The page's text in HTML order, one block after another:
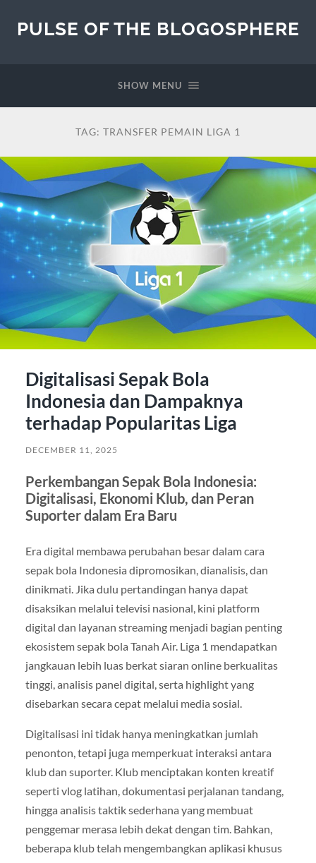
PULSE OF THE BLOGOSPHERE
SHOW MENU
TAG: TRANSFER PEMAIN LIGA 1
Digitalisasi Sepak Bola
Indonesia dan Dampaknya
terhadap Popularitas Liga
DECEMBER 11, 2025
Perkembangan Sepak Bola Indonesia:
Digitalisasi, Ekonomi Klub, dan Peran
Suporter dalam Era Baru
Era digital membawa perubahan besar dalam cara
sepak bola Indonesia dipromosikan, dianalisis, dan
dinikmati. Jika dulu pertandingan hanya dapat
disaksikan melalui televisi nasional, kini platform
digital dan layanan streaming menjadi bagian penting
ekosistem sepak bola Tanah Air. Liga 1 mendapatkan
jangkauan lebih luas berkat siaran online berkualitas
tinggi, analisis panel digital, serta highlight yang
disebarkan secara cepat melalui media sosial.
Digitalisasi ini tidak hanya meningkatkan jumlah
penonton, tetapi juga memperkuat interaksi antara
klub dan suporter. Klub menciptakan konten kreatif
seperti vlog latihan, dokumentasi perjalanan tandang,
hingga analisis taktik sederhana yang membuat
penggemar merasa lebih dekat dengan tim. Bahkan,
beberapa klub telah mengembangkan aplikasi khusus